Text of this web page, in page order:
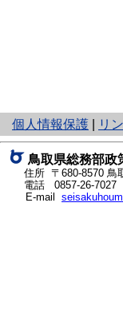
個人情報保護
と
り
ネ
ッ
ト
へ
リ
鳥取県総務部政
住所 〒680-8570 鳥
電話 0857-26-7027
E-mail